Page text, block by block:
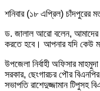
শনিবার (১৮ এপ্রিল) চাঁদপুরের
ড. জালাল আরো বলেন, আমাদের
করতে হবে। আপনার যদি কেউ
উপজেলা নির্বাহী অফিসার
সরকার, ছেংগারচর পৌর
সভাপতি রাশেদুজ্জামান টিপুসহ